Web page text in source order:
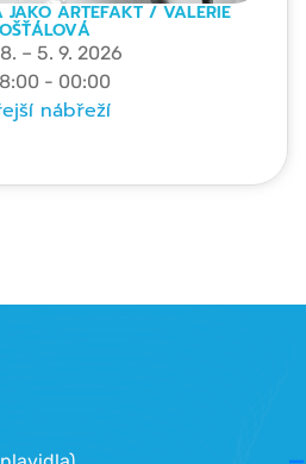
JAKO ARTEFAKT / VALERIE
– 5. 9. 2026
- 00:00
nábřeží